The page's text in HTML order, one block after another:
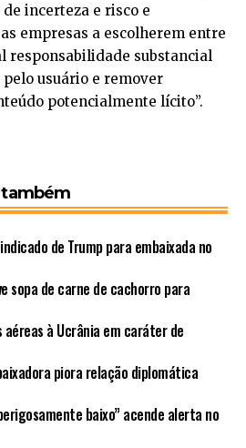
incerteza e risco e
empresas a escolherem entre
responsabilidade substancial
usuário e remover
potencialmente lícito”.
de Trump para embaixada no
sopa de carne de cachorro para
à Ucrânia em caráter de
piora relação diplomática
baixo” acende alerta no